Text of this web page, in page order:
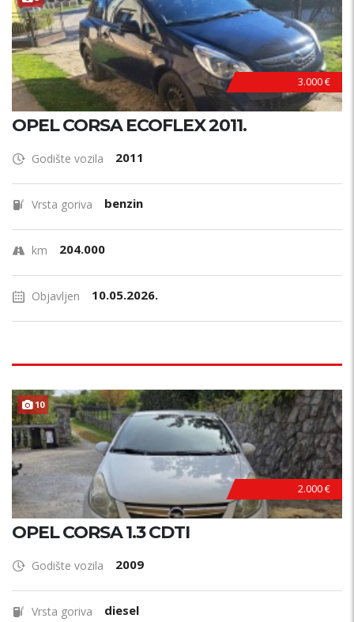
3.000 €
OPEL CORSA ECOFLEX 2011.
Godište vozila 2011
Vrsta goriva benzin
km 204.000
Objavljen 10.05.2026.
10 HITNO !
2.000 €
OPEL CORSA 1.3 CDTI
Godište vozila 2009
Vrsta goriva diesel